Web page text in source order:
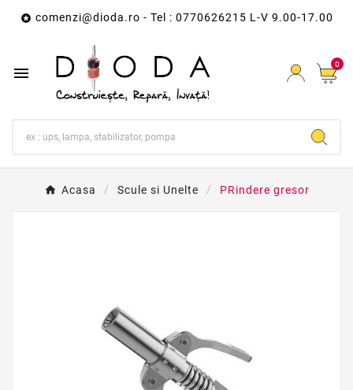
 comenzi@dioda.ro - Tel : 0770626215 L-V 9.00-17.00
 0
Acasa Scule si Unelte PRindere gresor